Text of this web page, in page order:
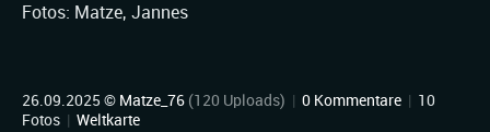
Fotos: Matze, Jannes
26.09.2025 © Matze_76 (120 Uploads) | 0 Kommentare | 10
Fotos | Weltkarte